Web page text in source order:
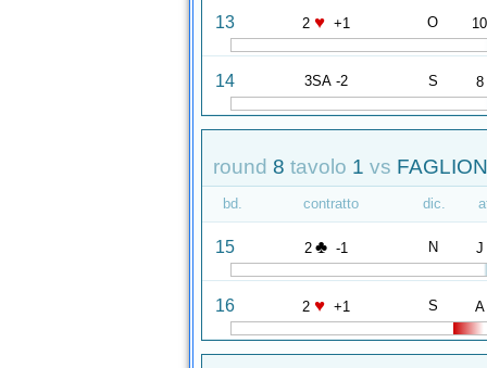
13 2 ♥ +1 O 10
14 3SA -2 S 8
round 8 tavolo 1 vs
bd. contratto dic.
15 2 ♣ -1 N J
16 2 ♥ +1 S A